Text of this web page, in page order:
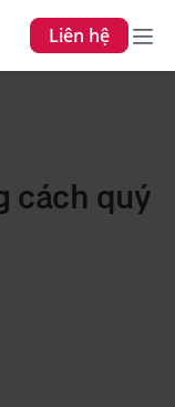
Liên hệ
cách quý